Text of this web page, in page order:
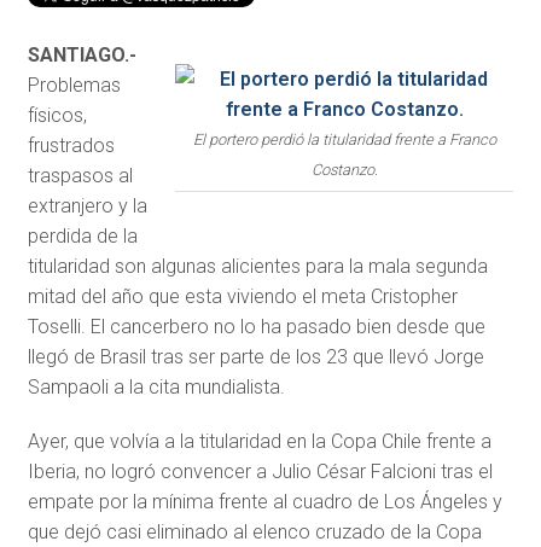
El portero perdió la titularidad frente a Franco
Costanzo.
SANTIAGO.-
Problemas
físicos,
frustrados
traspasos al
extranjero y la
perdida de la
titularidad son algunas alicientes para la mala segunda
mitad del año que esta viviendo el meta Cristopher
Toselli. El cancerbero no lo ha pasado bien desde que
llegó de Brasil tras ser parte de los 23 que llevó Jorge
Sampaoli a la cita mundialista.
Ayer, que volvía a la titularidad en la Copa Chile frente a
Iberia, no logró convencer a Julio César Falcioni tras el
empate por la mínima frente al cuadro de Los Ángeles y
que dejó casi eliminado al elenco cruzado de la Copa